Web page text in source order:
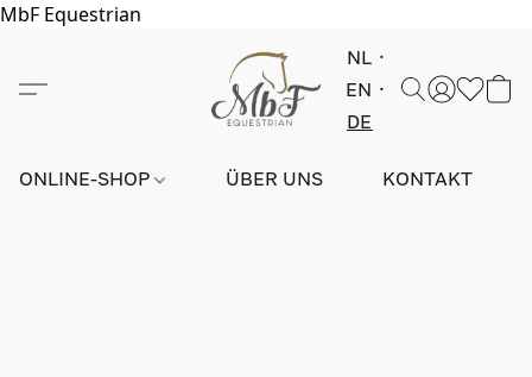
MbF Equestrian
NL
EN
DE
ONLINE-SHOP ÜBER UNS KONTAKT